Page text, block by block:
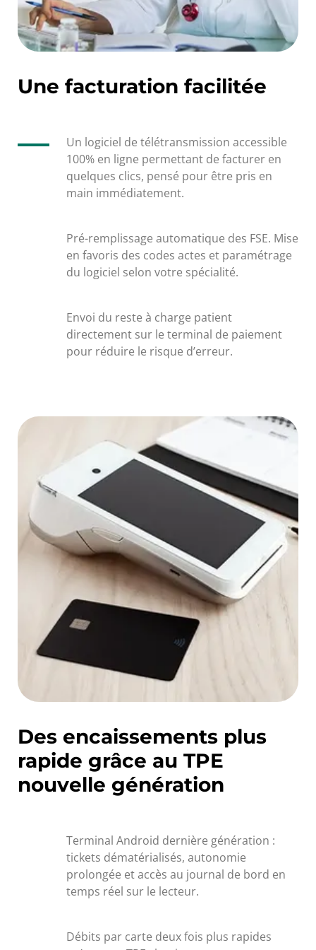
Une facturation facilitée
Un logiciel de télétransmission accessible
100% en ligne permettant de facturer en
quelques clics, pensé pour être pris en
main immédiatement.
Pré-remplissage automatique des FSE. Mise
en favoris des codes actes et paramétrage
du logiciel selon votre spécialité.
Envoi du reste à charge patient
directement sur le terminal de paiement
pour réduire le risque d’erreur.
Des encaissements plus
rapide grâce au TPE
nouvelle génération
Terminal Android dernière génération :
tickets dématérialisés, autonomie
prolongée et accès au journal de bord en
temps réel sur le lecteur.
Débits par carte deux fois plus rapides